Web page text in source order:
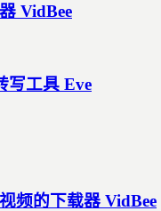
VidBee
写工具 Eve
频的下载器 VidBee